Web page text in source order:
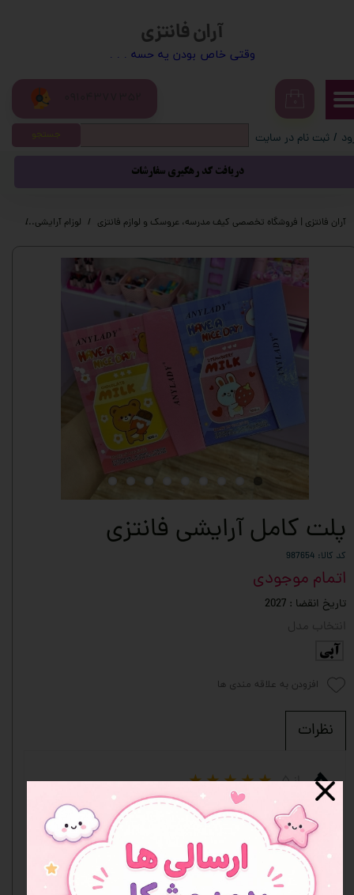
آران فانتزی
​​وقتی خاص بودن یه حسه . . .
/ ثبت نام در سایت
سفارشات
خروج از حساب کاربری
دریافت کد رهگیری سفارشات
جستجو
آران فانتزی | فروشگاه تخصصی کیف مدرسه، عروسک و لوازم فانتزی لوزام آرایشی
پلت کامل آرایشی فانتزی
کد کالا: 987654
اتمام موجودی
تاریخ انقضا : 2027
انتخاب مدل
آبی
افزودن به علاقه مندی ها
نظرات
۵ از ۵
۱ مشارکت کننده
شما هم می‌توانید در مورد این کالا نظر بدهید.
ثبت نظر